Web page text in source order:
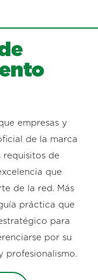
empresas y
de la marca
requisitos de
que
de la red. Más
práctica que
para
por su
profesionalismo.